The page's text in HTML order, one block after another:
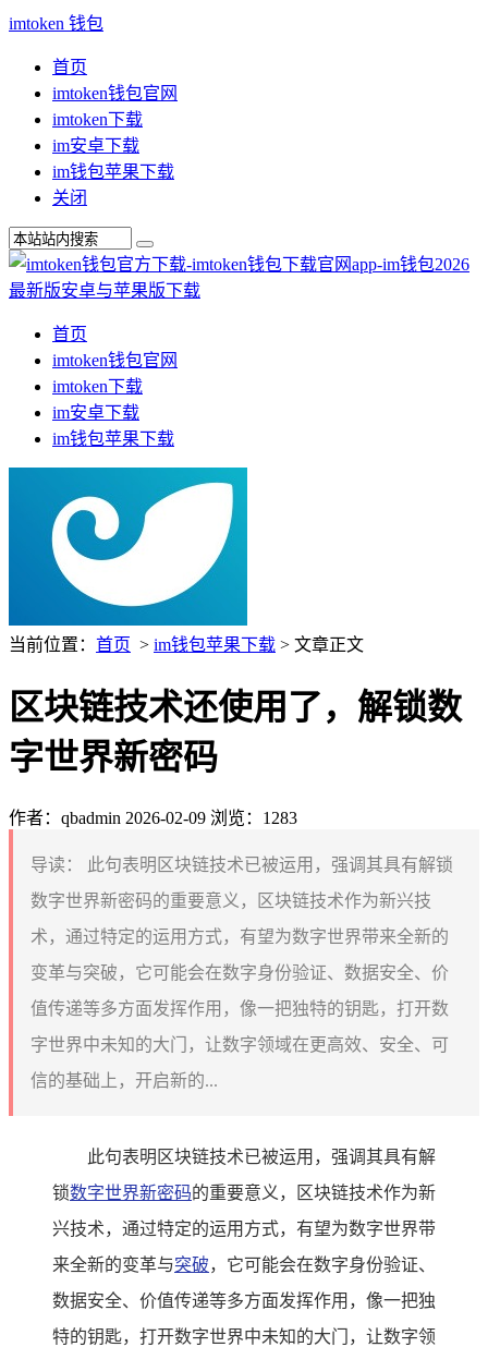
imtoken 钱包
首页
imtoken钱包官网
imtoken下载
im安卓下载
im钱包苹果下载
关闭
首页
imtoken钱包官网
imtoken下载
im安卓下载
im钱包苹果下载
当前位置： 首页 > im钱包苹果下载 > 文章正文
区块链技术还使用了，解锁数
字世界新密码
作者：qbadmin 2026-02-09 浏览：1283
导读：
此句表明区块链技术已被运用，强调其具有解锁
数字世界新密码的重要意义，区块链技术作为新兴技
术，通过特定的运用方式，有望为数字世界带来全新的
变革与突破，它可能会在数字身份验证、数据安全、价
值传递等多方面发挥作用，像一把独特的钥匙，打开数
字世界中未知的大门，让数字领域在更高效、安全、可
信的基础上，开启新的...
此句表明区块链技术已被运用，强调其具有解
锁数字世界新密码的重要意义，区块链技术作为新
兴技术，通过特定的运用方式，有望为数字世界带
来全新的变革与突破，它可能会在数字身份验证、
数据安全、价值传递等多方面发挥作用，像一把独
特的钥匙，打开数字世界中未知的大门，让数字领